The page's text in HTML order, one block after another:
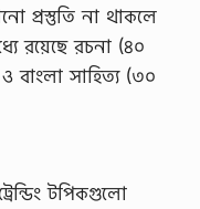
প্রস্তুতি না থাকলে
রয়েছে রচনা (৪০
ও বাংলা সাহিত্য (৩০
টপিকগুলো